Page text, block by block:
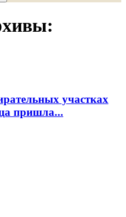
участках
пришла...